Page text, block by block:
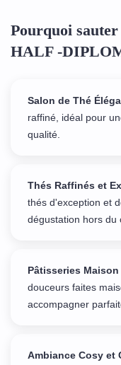
Pourquoi
HALF -
Salon de Thé
raffiné, idéal pour
qualité.
Thés Raffinés et
thés d'exception et
dégustation hors du
Pâtisseries Maison
douceurs faites
accompagner
Ambiance Cosy et